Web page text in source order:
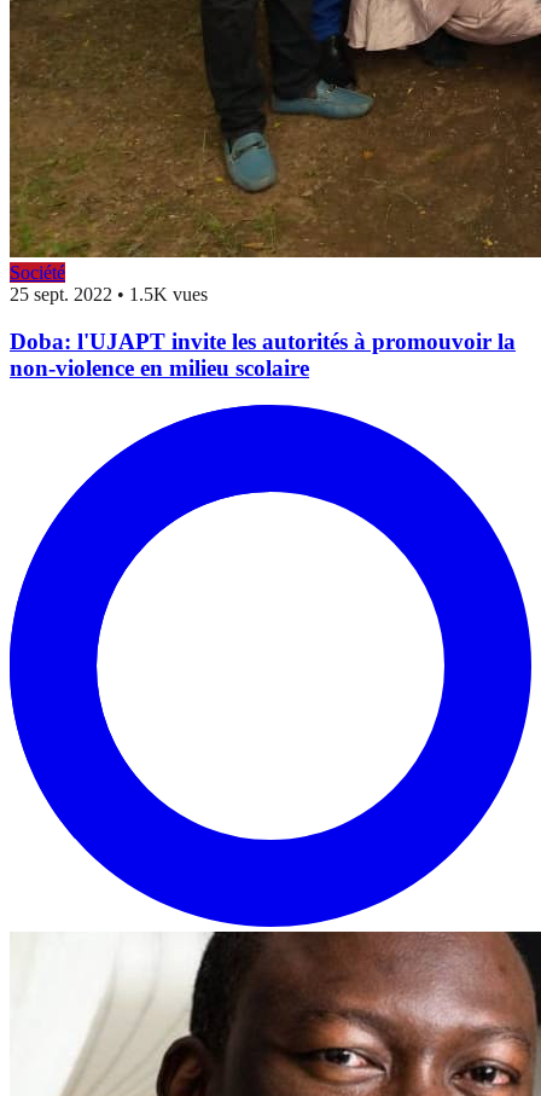
Société
25 sept. 2022 • 1.5K vues
Doba: l'UJAPT invite les autorités à promouvoir la
non-violence en milieu scolaire